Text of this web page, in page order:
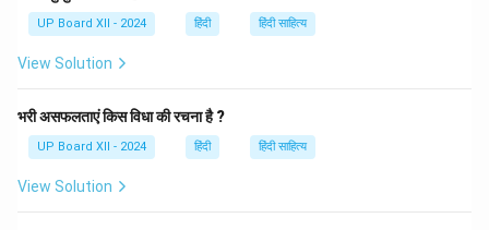
UP Board XII - 2024 हिंदी हिंदी साहित्य
View Solution
भरी असफलताएं किस विधा की रचना है ?
UP Board XII - 2024 हिंदी हिंदी साहित्य
View Solution